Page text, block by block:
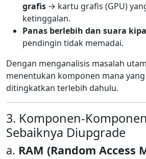
grafis → kartu grafis (GPU)
ketinggalan.
Panas berlebih dan suara
pendingin tidak memadai.
Dengan menganalisis masalah
menentukan komponen mana
ditingkatkan terlebih dahulu.
3. Komponen-
Sebaiknya Diupgrade
a. RAM (Random Access